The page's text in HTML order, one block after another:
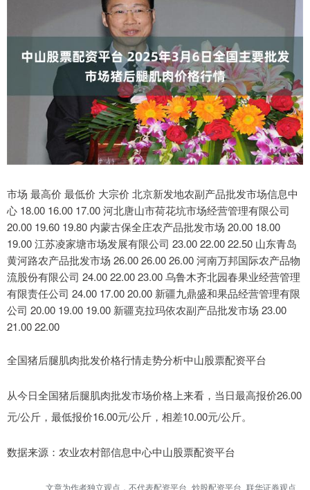
市场 最高价 最低价 大宗价 北京新发地农副产品批发市场信息中
心 18.00 16.00 17.00 河北唐山市荷花坑市场经营管理有限公司
20.00 19.60 19.80 内蒙古保全庄农产品批发市场 20.00 18.00
19.00 江苏凌家塘市场发展有限公司 23.00 22.00 22.50 山东青岛
黄河路农产品批发市场 26.00 26.00 26.00 河南万邦国际农产品物
流股份有限公司 24.00 22.00 23.00 乌鲁木齐北园春果业经营管理
有限责任公司 24.00 17.00 20.00 新疆九鼎盛和果品经营管理有限
公司 20.00 19.00 19.00 新疆克拉玛依农副产品批发市场 23.00
21.00 22.00
全国猪后腿肌肉批发价格行情走势分析中山股票配资平台
从今日全国猪后腿肌肉批发市场价格上来看，当日最高报价26.00
元/公斤，最低报价16.00元/公斤，相差10.00元/公斤。
数据来源：农业农村部信息中心中山股票配资平台
文章为作者独立观点，不代表配资平台_炒股配资平台_联华证券观点